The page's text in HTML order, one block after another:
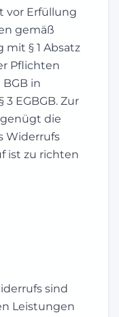
vor Erfüllung
gemäß
mit § 1 Absatz
Pflichten
BGB in
EGBGB. Zur
die
Widerrufs
ist zu richten
sind
Leistungen